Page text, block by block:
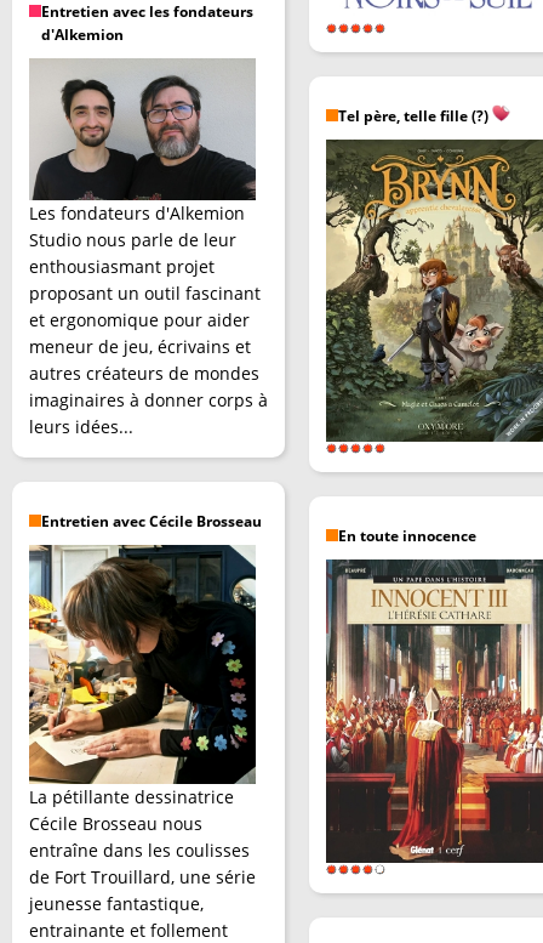
Entretien avec les fondateurs
d'Alkemion
Les fondateurs d'Alkemion
Studio nous parle de leur
enthousiasmant projet
proposant un outil fascinant
et ergonomique pour aider
meneur de jeu, écrivains et
autres créateurs de mondes
imaginaires à donner corps à
leurs idées...
Entretien avec Cécile Brosseau
La pétillante dessinatrice
Cécile Brosseau nous
entraîne dans les coulisses
de Fort Trouillard, une série
jeunesse fantastique,
entrainante et follement
Tel père, telle fille (?)
En toute innocence